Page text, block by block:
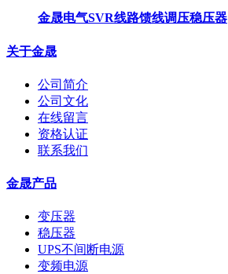
金晟电气SVR线路馈线调压稳压器
关于金晟
公司简介
公司文化
在线留言
资格认证
联系我们
金晟产品
变压器
稳压器
UPS不间断电源
变频电源